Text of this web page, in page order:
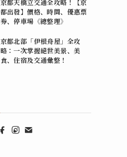
京都天橋立交通全攻略！【京
都出發】價格、時間、優惠票
券、停車場《總整理》
京都北部「伊根舟屋」全攻
略：一次掌握絕世美景、美
食、住宿及交通彙整！